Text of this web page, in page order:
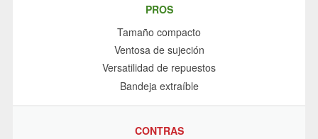
PROS
Tamaño compacto
Ventosa de sujeción
Versatilidad de repuestos
Bandeja extraíble
CONTRAS